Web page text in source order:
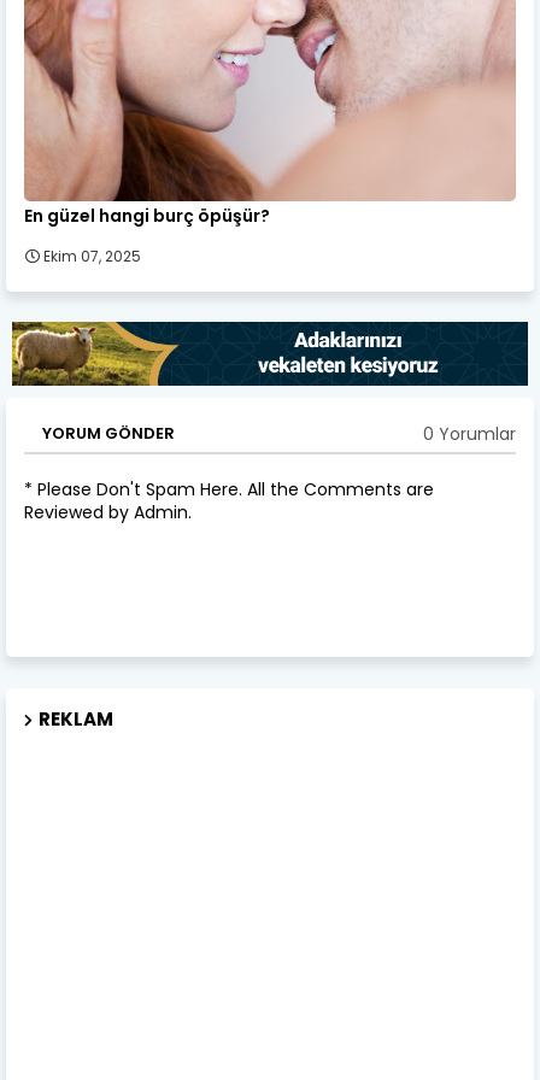
En güzel hangi burç öpüşür?
Ekim 07, 2025
YORUM GÖNDER 0 Yorumlar
* Please Don't Spam Here. All the Comments are
Reviewed by Admin.
REKLAM